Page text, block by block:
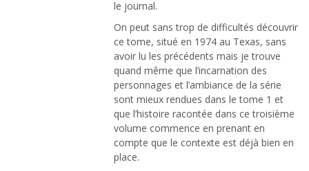
le journal.
On peut sans trop de difficultés découvrir
ce tome, situé en 1974 au Texas, sans
avoir lu les précédents mais je trouve
quand même que l’incarnation des
personnages et l’ambiance de la série
sont mieux rendues dans le tome 1 et
que l’histoire racontée dans ce troisième
volume commence en prenant en
compte que le contexte est déjà bien en
place.